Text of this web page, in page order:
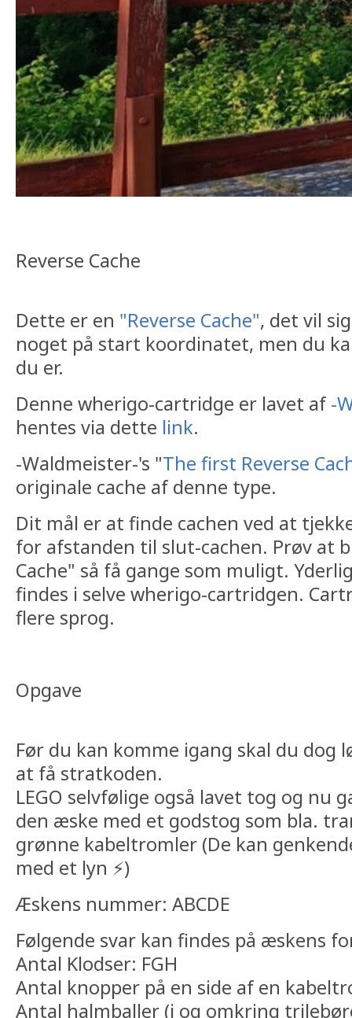
Reverse Cache
Dette er en "Reverse Cache", det vil
noget på start koordinatet, men du
du er.
Denne wherigo-cartridge er lavet af -
hentes via dette link.
-Waldmeister-'s "The first Reverse
originale cache af denne type.
Dit mål er at finde cachen ved at
for afstanden til slut-cachen. Prøv at
Cache" så få gange som muligt.
findes i selve wherigo-cartridgen.
flere sprog.
Opgave
Før du kan komme igang skal du dog
at få stratkoden.
LEGO selvfølige også lavet tog og nu
den æske med et godstog som bla.
grønne kabeltromler (De kan
med et lyn ⚡)
Æskens nummer: ABCDE
Følgende svar kan findes på æskens
Antal Klodser: FGH
Antal knopper på en side af en
Antal halmballer (i og omkring